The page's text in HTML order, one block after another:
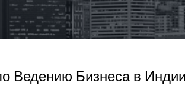
Ведению Бизнеса в